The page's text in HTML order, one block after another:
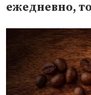
ежедневно,